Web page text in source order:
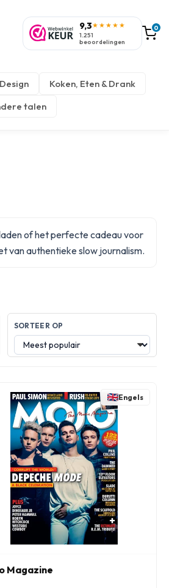
9,3★★★★★
1.251
beoordelingen
0
Koken, Eten & Drank
talen
of het perfecte cadeau voor
van authentieke slow journalism.
SORTEER OP
Engels
Magazine